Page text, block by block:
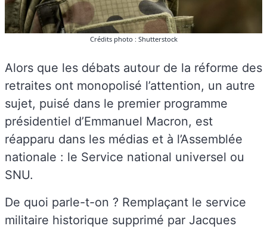
Crédits photo : Shutterstock
Alors que les débats autour de la réforme des
retraites ont monopolisé l’attention, un autre
sujet, puisé dans le premier programme
présidentiel d’Emmanuel Macron, est
réapparu dans les médias et à l’Assemblée
nationale : le Service national universel ou
SNU.
De quoi parle-t-on ? Remplaçant le service
militaire historique supprimé par Jacques